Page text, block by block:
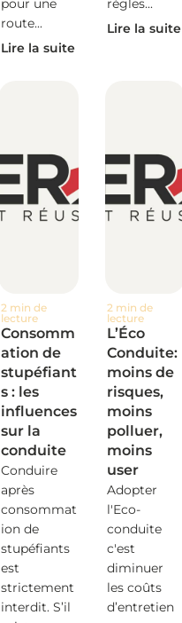
pour une
route...
Lire la suite
règles...
Lire la suite
2 min de
lecture
Consomm
ation de
stupéfiant
s : les
influences
sur la
conduite
Conduire
après
consommat
ion de
stupéfiants
est
strictement
interdit. S’il
2 min de
lecture
L’Éco
Conduite:
moins de
risques,
moins
polluer,
moins
user
Adopter
l'Eco-
conduite
c'est
diminuer
les coûts
d’entretien